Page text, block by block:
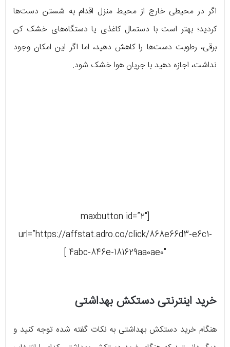
اگر در محیطی خارج از محیط منزل اقدام به شستن دست‌ها
کردید؛ بهتر است با دستمال کاغذی یا دستگاه‌های خشک کن
برقی، رطوبت دست‌ها را کاهش دهید، اما اگر این امکان وجود
نداشت، اجازه دهید با جریان هوا خشک شود.
[maxbutton id=”2″
url=”https://affstat.adro.co/click/868e66d3-e6c1-
4abc-846e-181629aa0ae0″ ]
خرید اینترنتی دستکش بهداشتی
هنگام خرید دستکش بهداشتی به نکات گفته شده توجه کنید و